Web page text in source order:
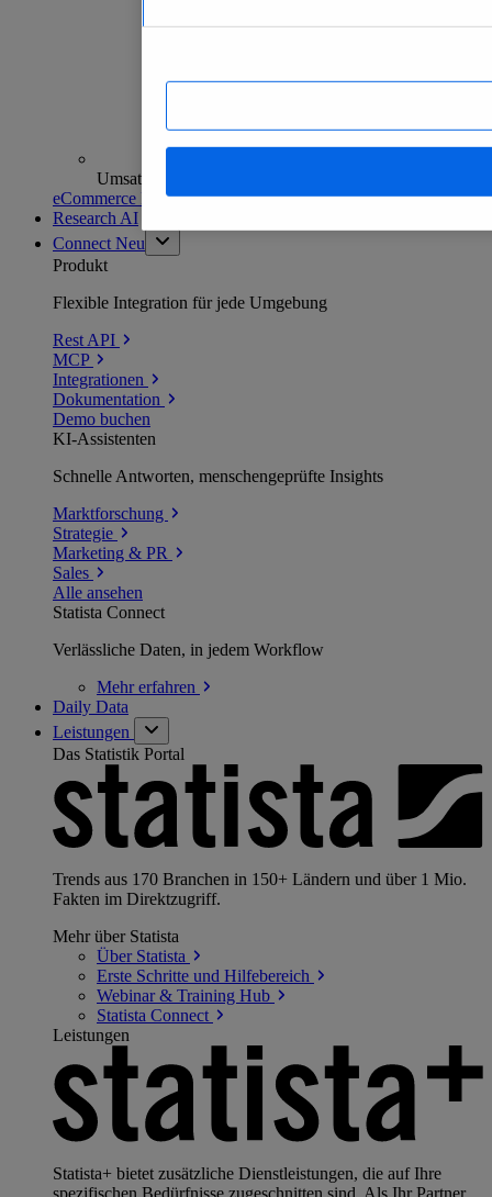
Umsatzanalysen und -prognosen
eCommerce Insights entdecken
Research AI
Connect Neu
Produkt
Flexible Integration für jede Umgebung
Rest API
MCP
Integrationen
Dokumentation
Demo buchen
KI-Assistenten
Schnelle Antworten, menschengeprüfte Insights
Marktforschung
Strategie
Marketing & PR
Sales
Alle ansehen
Statista Connect
Verlässliche Daten, in jedem Workflow
Mehrerfahren
Daily Data
Leistungen
Das Statistik Portal
Trends aus 170 Branchen in 150+ Ländern und über 1 Mio.
Fakten im Direktzugriff.
Mehr über Statista
Über Statista
Erste Schritte und Hilfebereich
Webinar & Training Hub
Statista Connect
Leistungen
Statista+ bietet zusätzliche Dienstleistungen, die auf Ihre
spezifischen Bedürfnisse zugeschnitten sind. Als Ihr Partner